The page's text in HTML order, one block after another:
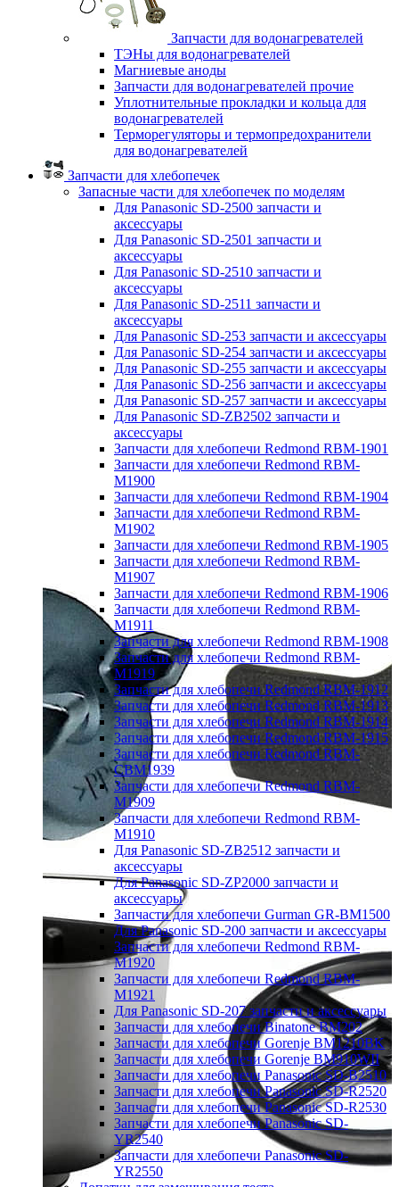
Запчасти для водонагревателей
ТЭНы для водонагревателей
Магниевые аноды
Запчасти для водонагревателей прочие
Уплотнительные прокладки и кольца для
водонагревателей
Терморегуляторы и термопредохранители
для водонагревателей
Запчасти для хлебопечек
Запасные части для хлебопечек по моделям
Для Panasonic SD-2500 запчасти и
аксессуары
Для Panasonic SD-2501 запчасти и
аксессуары
Для Panasonic SD-2510 запчасти и
аксессуары
Для Panasonic SD-2511 запчасти и
аксессуары
Для Panasonic SD-253 запчасти и аксессуары
Для Panasonic SD-254 запчасти и аксессуары
Для Panasonic SD-255 запчасти и аксессуары
Для Panasonic SD-256 запчасти и аксессуары
Для Panasonic SD-257 запчасти и аксессуары
Для Panasonic SD-ZB2502 запчасти и
аксессуары
Запчасти для хлебопечи Redmond RBM-1901
Запчасти для хлебопечи Redmond RBM-
M1900
Запчасти для хлебопечи Redmond RBM-1904
Запчасти для хлебопечи Redmond RBM-
M1902
Запчасти для хлебопечи Redmond RBM-1905
Запчасти для хлебопечи Redmond RBM-
M1907
Запчасти для хлебопечи Redmond RBM-1906
Запчасти для хлебопечи Redmond RBM-
M1911
Запчасти для хлебопечи Redmond RBM-1908
Запчасти для хлебопечи Redmond RBM-
M1919
Запчасти для хлебопечи Redmond RBM-1912
Запчасти для хлебопечи Redmond RBM-1913
Запчасти для хлебопечи Redmond RBM-1914
Запчасти для хлебопечи Redmond RBM-1915
Запчасти для хлебопечи Redmond RBM-
CBM1939
Запчасти для хлебопечи Redmond RBM-
M1909
Запчасти для хлебопечи Redmond RBM-
M1910
Для Panasonic SD-ZB2512 запчасти и
аксессуары
Для Panasonic SD-ZP2000 запчасти и
аксессуары
Запчасти для хлебопечи Gurman GR-BM1500
Для Panasonic SD-200 запчасти и аксессуары
Запчасти для хлебопечи Redmond RBM-
M1920
Запчасти для хлебопечи Redmond RBM-
M1921
Для Panasonic SD-207 запчасти и аксессуары
Запчасти для хлебопечи Binatone BM202
Запчасти для хлебопечи Gorenje BM1210BK
Запчасти для хлебопечи Gorenje BM910WII
Запчасти для хлебопечи Panasonic SD-B2510
Запчасти для хлебопечи Panasonic SD-R2520
Запчасти для хлебопечи Panasonic SD-R2530
Запчасти для хлебопечи Panasonic SD-
YR2540
Запчасти для хлебопечи Panasonic SD-
YR2550